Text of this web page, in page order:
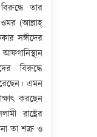
তার
(আল্লাহ্‌
সঙ্গীদের
বিরুদ্ধে
এমন
করছেন
রাষ্ট্রের
তা শত্রু ও